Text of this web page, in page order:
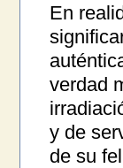
En
verdad
y de
de su